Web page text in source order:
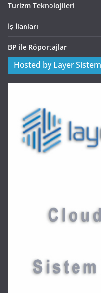
Turizm Teknolojileri
İş İlanları
BP ile Röportajlar
Hosted by Layer Sistem